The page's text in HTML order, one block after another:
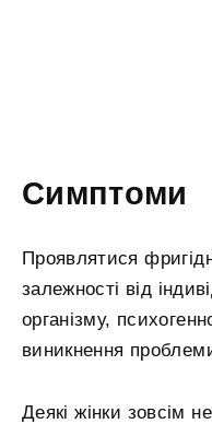
Симптоми
Проявлятися
залежності від
організму,
виникнення
Деякі жінки зовсім